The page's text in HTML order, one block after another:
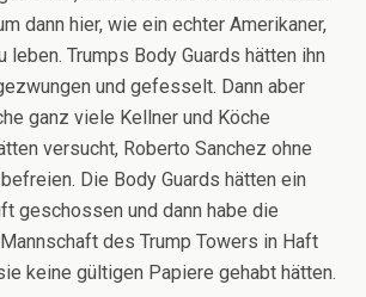
dann hier, wie ein echter Amerikaner,
leben. Trumps Body Guards hätten ihn
und gefesselt. Dann aber
ganz viele Kellner und Köche
versucht, Roberto Sanchez ohne
Die Body Guards hätten ein
geschossen und dann habe die
des Trump Towers in Haft
keine gültigen Papiere gehabt hätten.